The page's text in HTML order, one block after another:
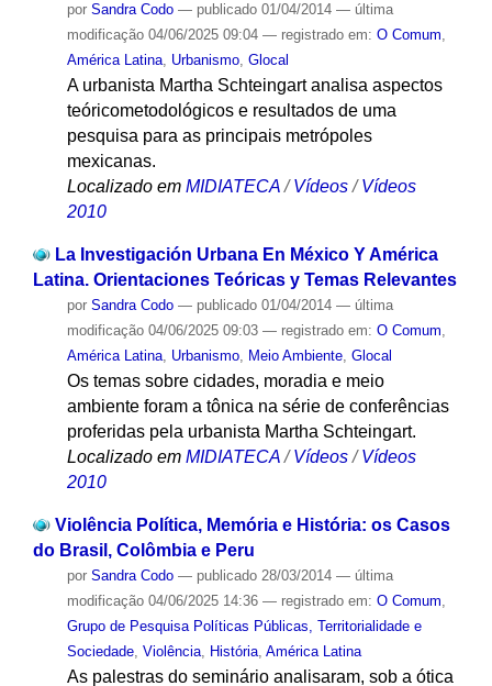
por Sandra Codo — publicado01/04/2014 — última
modificação04/06/2025 09:04 — registrado em: O Comum,
América Latina, Urbanismo, Glocal
A urbanista Martha Schteingart analisa aspectos
teóricometodológicos e resultados de uma
pesquisa para as principais metrópoles
mexicanas.
Localizado em MIDIATECA /Vídeos /Vídeos
2010
La Investigación Urbana En México Y América
Latina. Orientaciones Teóricas y Temas Relevantes
por Sandra Codo — publicado01/04/2014 — última
modificação04/06/2025 09:03 — registrado em: O Comum,
América Latina, Urbanismo, Meio Ambiente, Glocal
Os temas sobre cidades, moradia e meio
ambiente foram a tônica na série de conferências
proferidas pela urbanista Martha Schteingart.
Localizado em MIDIATECA /Vídeos /Vídeos
2010
Violência Política, Memória e História: os Casos
do Brasil, Colômbia e Peru
por Sandra Codo — publicado28/03/2014 — última
modificação04/06/2025 14:36 — registrado em: O Comum
Grupo de Pesquisa Políticas Públicas, Territorialidade e
Sociedade, Violência, História, América Latina
As palestras do seminário analisaram, sob a ótica